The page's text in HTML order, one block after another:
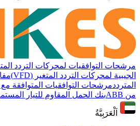
مرشحات التوافقيات لمحركات التردد
الجيبية لمحركات التردد المتغير (VFD)
المترددمرشحات التوافقيات المتوافقة
من ABB
بنك الحمل المقاوم للتيار
اَلْعَرَبِيَّةُ